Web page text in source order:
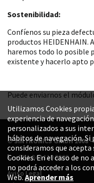
Sostenibilidad:
Confíenos su pieza
productos HEIDENHAIN.
haremos todo lo posible
existente y hacerlo apto
Puede enviarnos el
© SINTRONICS GmbH
+52 1 844 119 8800
Aviso Legal
Utilizamos Cookies
experiencia de
personalizados a sus
hábitos de navegación.
consideramos que
Cookies. En el caso de
no podrá acceder a los
Web.Aprender más